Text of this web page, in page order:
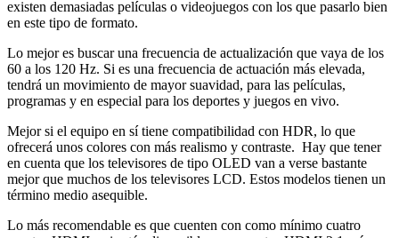
existen demasiadas películas o videojuegos con los que pasarlo bien
en este tipo de formato.
Lo mejor es buscar una frecuencia de actualización que vaya de los
60 a los 120 Hz. Si es una frecuencia de actuación más elevada,
tendrá un movimiento de mayor suavidad, para las películas,
programas y en especial para los deportes y juegos en vivo.
Mejor si el equipo en sí tiene compatibilidad con HDR, lo que
ofrecerá unos colores con más realismo y contraste. Hay que tener
en cuenta que los televisores de tipo OLED van a verse bastante
mejor que muchos de los televisores LCD. Estos modelos tienen un
término medio asequible.
Lo más recomendable es que cuenten con como mínimo cuatro